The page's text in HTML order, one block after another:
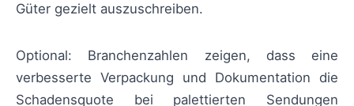
Güter gezielt auszuschreiben.
Optional: Branchenzahlen zeigen, dass eine
verbesserte Verpackung und Dokumentation die
Schadensquote bei palettierten Sendungen